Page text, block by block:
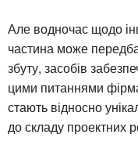
Але водночас щодо
частина може
збуту, засобів
цими питаннями
стають відносно
до складу проектних